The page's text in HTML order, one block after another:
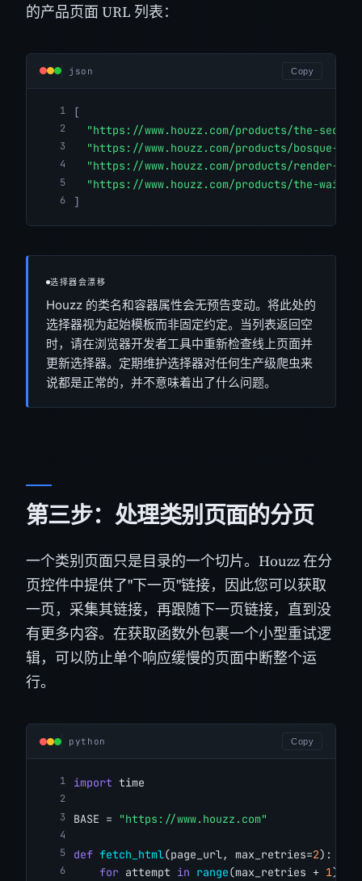
的产品页面 URL 列表：
json Copy
[
"https://www.houzz.com/products/the-
"https://www.houzz.com/products/bosque-
"https://www.houzz.com/products/render-
"https://www.houzz.com/products/the-
]
选择器会漂移
Houzz 的类名和容器属性会无预告变动。将此处的
选择器视为起始模板而非固定约定。当列表返回空
时，请在浏览器开发者工具中重新检查线上页面并
更新选择器。定期维护选择器对任何生产级爬虫来
说都是正常的，并不意味着出了什么问题。
第三步：处理类别页面的分页
一个类别页面只是目录的一个切片。Houzz 在分
页控件中提供了"下一页"链接，因此您可以获取
一页，采集其链接，再跟随下一页链接，直到没
有更多内容。在获取函数外包裹一个小型重试逻
辑，可以防止单个响应缓慢的页面中断整个运
行。
python Copy
import time
BASE = "https://www.houzz.com"
def fetch_html(page_url, max_retries=2):
for attempt in range(max_retries + 1):